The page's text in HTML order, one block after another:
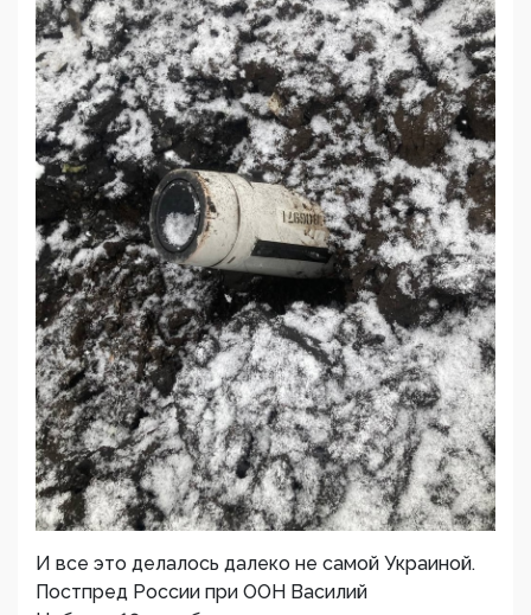
И все это делалось далеко не самой Украиной.
Постпред России при ООН Василий